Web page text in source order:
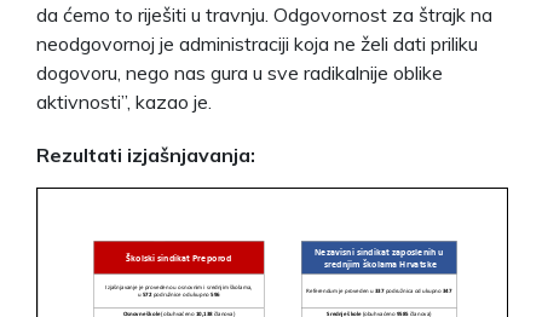
da ćemo to riješiti u travnju. Odgovornost za štrajk na
neodgovornoj je administraciji koja ne želi dati priliku
dogovoru, nego nas gura u sve radikalnije oblike
aktivnosti”, kazao je.
Rezultati izjašnjavanja: